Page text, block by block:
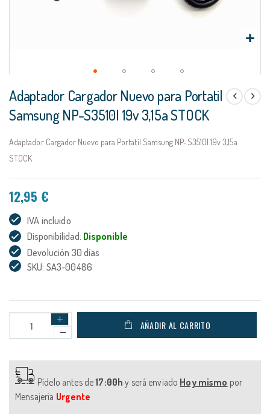
al
comienzo
de
galería
de
Adaptador Cargador Nuevo para Portatil
Samsung NP-S3510I 19v 3,15a STOCK
Adaptador Cargador Nuevo para Portatil Samsung NP-S3510I 19v 3,15a
STOCK
12,95 €
IVA incluido
Disponibilidad: Disponible
Devolución 30 días
SKU: SA3-00486
AÑADIR AL CARRITO
Pídelo antes de17:00h y será enviado Hoy mismo por
Mensajería Urgente